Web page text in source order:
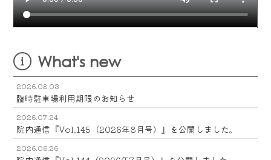
What's new
2026.08.03
臨時駐車場利用期限のお知らせ
2026.07.24
院内通信『Vol.145（2026年8月号）』を公開しました。
2026.06.26